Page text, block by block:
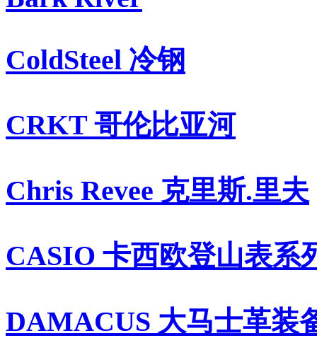
ColdSteel 冷钢
CRKT 哥伦比亚河
Chris Revee 克里斯.里夫
CASIO 卡西欧登山表系
DAMACUS 大马士革装